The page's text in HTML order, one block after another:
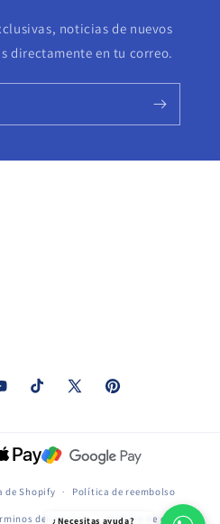
noticias de nuevos
directamente en tu correo.
TikTok
X
Pinterest
de Shopify Política de reembolso
del servicio Política de envío
¿Necesitas ayuda?